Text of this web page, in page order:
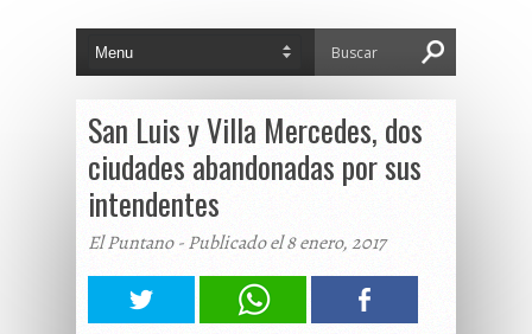
San Luis y Villa Mercedes, dos
ciudades abandonadas por sus
intendentes
El Puntano - Publicado el 8 enero, 2017